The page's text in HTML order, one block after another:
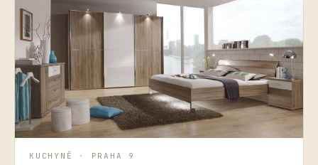
KUCHYNĚ · PRAHA 9